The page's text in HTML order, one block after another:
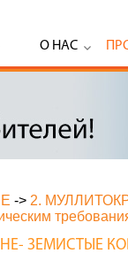
О НАС
-> 2.
ЗЕМИСТЫЕ